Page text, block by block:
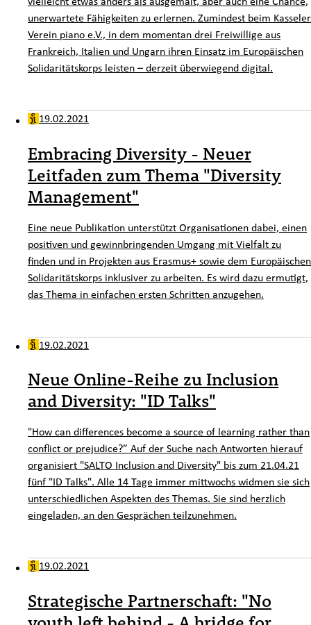
unerwartete Fähigkeiten zu erlernen. Zumindest beim Kasseler
Verein piano e.V., in dem momentan drei Freiwillige aus
Frankreich, Italien und Ungarn ihren Einsatz im Europäischen
Solidaritätskorps leisten – derzeit überwiegend digital.
19.02.2021
Embracing Diversity - Neuer
Leitfaden zum Thema "Diversity
Management"
Eine neue Publikation unterstützt Organisationen dabei, einen
positiven und gewinnbringenden Umgang mit Vielfalt zu
finden und in Projekten aus Erasmus+ sowie dem Europäischen
Solidaritätskorps inklusiver zu arbeiten. Es wird dazu ermutigt,
das Thema in einfachen ersten Schritten anzugehen.
19.02.2021
Neue Online-Reihe zu Inclusion
and Diversity: "ID Talks"
"How can differences become a source of learning rather than
conflict or prejudice?” Auf der Suche nach Antworten hierauf
organisiert "SALTO Inclusion and Diversity" bis zum 21.04.21
fünf "ID Talks". Alle 14 Tage immer mittwochs widmen sie sich
unterschiedlichen Aspekten des Themas. Sie sind herzlich
eingeladen, an den Gesprächen teilzunehmen.
19.02.2021
Strategische Partnerschaft: "No